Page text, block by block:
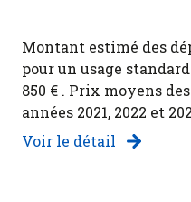
Montant estimé des
pour un usage
850 € . Prix moyens
années 2021, 2022 et
Voir le détail